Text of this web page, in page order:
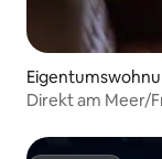
Direkt am Meer/